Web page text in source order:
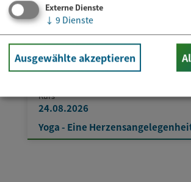
Kurs
24.08.2026
Yoga - Eine
Externe Dienste
↓ 9 Dienste
Ausgewählte akzeptieren